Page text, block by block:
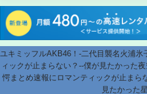
ユキミッフルAKB46！-二代目襲名火浦
ィックが止まらない？--僕が見たかった
愕まとめ速報にロマンティックが止まら
見たかった